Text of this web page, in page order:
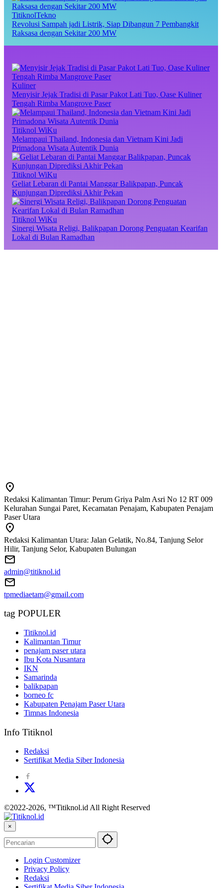
TitiknolTekno
Revolusi Sampah jadi Listrik, Siap Dibangun 7 Pembangkit
Raksasa dengan Sekitar 200 MW
Kuliner
Menyisir Jejak Tradisi di Pasar Pakot Lati Tuo, Oase Kuliner
Tengah Rimba Mangrove Paser
Titiknol WiKu
Melampaui Thailand, Indonesia dan Vietnam Kini Jadi
Primadona Wisata Autentik Dunia
Titiknol WiKu
Geliat Lebaran di Pantai Manggar Balikpapan, Puncak
Kunjungan Diprediksi Akhir Pekan
Titiknol WiKu
Sinergi Wisata Religi, Balikpapan Dorong Penguatan Kearifan
Lokal di Bulan Ramadhan
Redaksi Kalimantan Timur: Perum Griya Palm Asri No 12 RT 009
Kelurahan Sungai Paret, Kecamatan Penajam, Kabupaten Penajam
Paser Utara
Redaksi Kalimantan Utara: Jalan Gelatik, No.84, Tanjung Selor
Hilir, Tanjung Selor, Kabupaten Bulungan
admin@titiknol.id
tpmediaetam@gmail.com
tag POPULER
Titiknol.id
Kalimantan Timur
penajam paser utara
Ibu Kota Nusantara
IKN
Samarinda
balikpapan
borneo fc
Kabupaten Penajam Paser Utara
Timnas Indonesia
Info Titiknol
Redaksi
Sertifikat Media Siber Indonesia
©2022-2026, ™Titiknol.id All Right Reserved
×
Login Customizer
Privacy Policy
Redaksi